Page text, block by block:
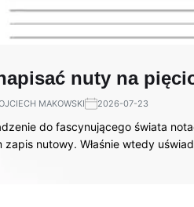
nuty na
MAKOWSKI 2026-07-23
do fascynującego świata
zapis nutowy. Właśnie wtedy